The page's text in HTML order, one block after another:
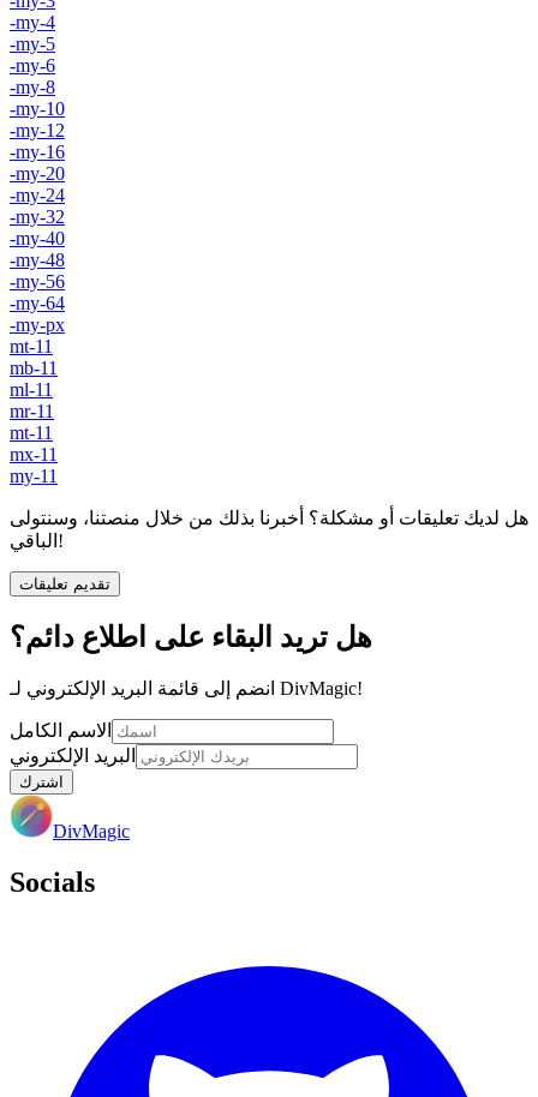
-my-4
-my-5
-my-6
-my-8
-my-10
-my-12
-my-16
-my-20
-my-24
-my-32
-my-40
-my-48
-my-56
-my-64
-my-px
mt-11
mb-11
ml-11
mr-11
mt-11
mx-11
my-11
هل لديك تعليقات أو مشكلة؟ أخبرنا بذلك من خلال منصتنا، وسنتولى
الباقي!
تقديم تعليقات
هل تريد البقاء على اطلاع دائم؟
انضم إلى قائمة البريد الإلكتروني لـ DivMagic!
الاسم الكامل
البريد الإلكتروني
اشترك
DivMagic
Socials